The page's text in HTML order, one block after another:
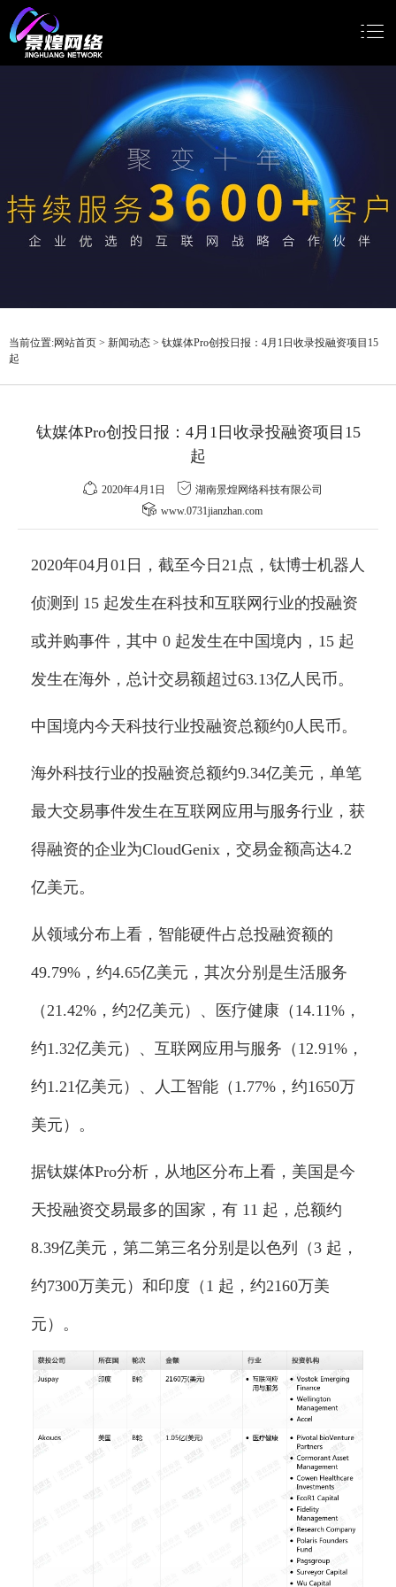
小程序开发
Google推广
关于我们
当前位置:网站首页 > 新闻动态 > 钛媒体Pro创投日报：4月1日收录投融资项目15
起
钛媒体Pro创投日报：4月1日收录投融资项目15
起
2020年4月1日
湖南景煌网络科技有限公司
www.0731jianzhan.com
2020年04月01日，截至今日21点，钛博士机器人
侦测到 15 起发生在科技和互联网行业的投融资
或并购事件，其中 0 起发生在中国境内，15 起
发生在海外，总计交易额超过63.13亿人民币。
中国境内今天科技行业投融资总额约0人民币。
海外科技行业的投融资总额约9.34亿美元，单笔
最大交易事件发生在互联网应用与服务行业，获
得融资的企业为CloudGenix，交易金额高达4.2
亿美元。
从领域分布上看，智能硬件占总投融资额的
49.79%，约4.65亿美元，其次分别是生活服务
（21.42%，约2亿美元）、医疗健康（14.11%，
约1.32亿美元）、互联网应用与服务（12.91%，
约1.21亿美元）、人工智能（1.77%，约1650万
美元）。
据钛媒体Pro分析，从地区分布上看，美国是今
天投融资交易最多的国家，有 11 起，总额约
8.39亿美元，第二第三名分别是以色列（3 起，
约7300万美元）和印度（1 起，约2160万美
元）。